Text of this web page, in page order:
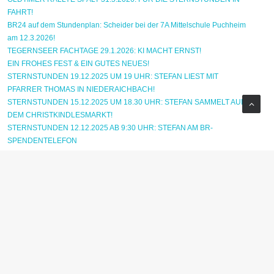
FAHRT!
BR24 auf dem Stundenplan: Scheider bei der 7A Mittelschule Puchheim
am 12.3.2026!
TEGERNSEER FACHTAGE 29.1.2026: KI MACHT ERNST!
EIN FROHES FEST & EIN GUTES NEUES!
STERNSTUNDEN 19.12.2025 UM 19 UHR: STEFAN LIEST MIT
PFARRER THOMAS IN NIEDERAICHBACH!
STERNSTUNDEN 15.12.2025 UM 18.30 UHR: STEFAN SAMMELT AUF
DEM CHRISTKINDLESMARKT!
STERNSTUNDEN 12.12.2025 AB 9:30 UHR: STEFAN AM BR-
SPENDENTELEFON